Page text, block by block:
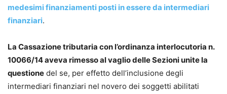
medesimi finanziamenti posti in essere da intermediari
finanziari.
La Cassazione tributaria con l’ordinanza interlocutoria n.
10066/14 aveva rimesso al vaglio delle Sezioni unite la
questione del se, per effetto dell’inclusione degli
intermediari finanziari nel novero dei soggetti abilitati